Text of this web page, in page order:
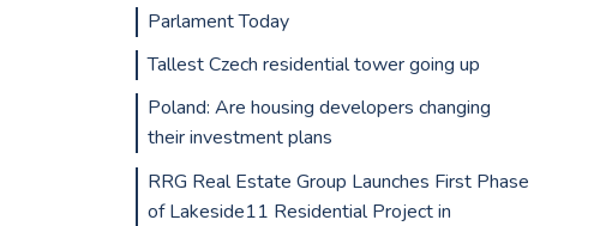
Parlament Today
Tallest Czech residential tower going up
Poland: Are housing developers changing
their investment plans
RRG Real Estate Group Launches First Phase
of Lakeside11 Residential Project in